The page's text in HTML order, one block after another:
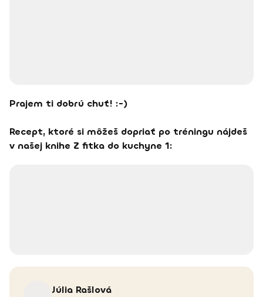
Prajem ti dobrú chuť! :-)
Recept, ktoré si môžeš dopriať po tréningu nájdeš
v našej knihe Z fitka do kuchyne 1:
Júlia Rašlová